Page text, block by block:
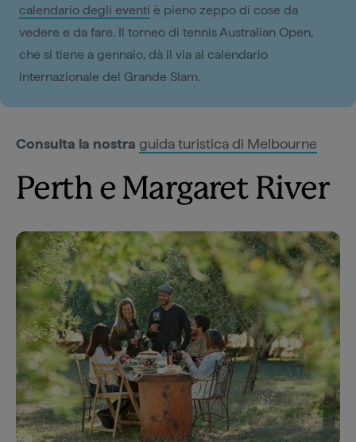
calendario degli eventi è pieno zeppo di cose da
vedere e da fare. Il torneo di tennis Australian Open,
che si tiene a gennaio, dà il via al calendario
internazionale del Grande Slam.
Consulta la nostra guida turistica di Melbourne
Perth e Margaret River